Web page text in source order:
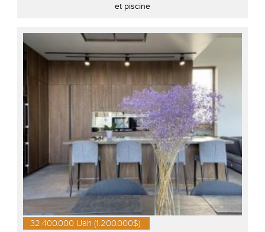
et piscine
32.400.000 Uah (1.200.000$)